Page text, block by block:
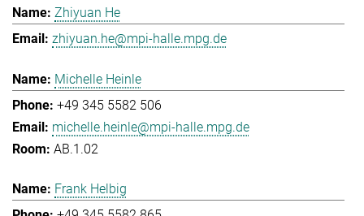
Zhiyuan He
zhiyuan.he@mpi-halle.mpg.de
Michelle Heinle
+49 345 5582 506
michelle.heinle@mpi-halle.mpg.de
AB.1.02
Frank Helbig